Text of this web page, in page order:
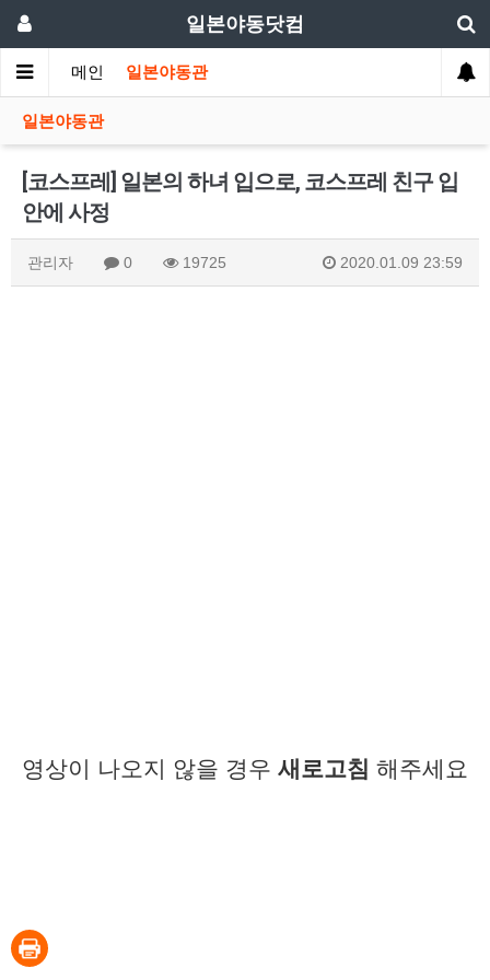
일본야동닷컴
메인 일본야동관
일본야동관
[코스프레] 일본의 하녀 입으로, 코스프레 친구 입
안에 사정
관리자 0 19725 2020.01.09 23:59
영상이 나오지 않을 경우 새로고침 해주세요